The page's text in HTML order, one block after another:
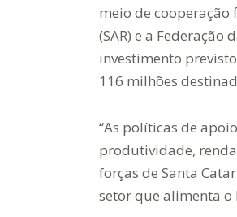
meio de cooperação
(SAR) e a Federação
investimento
116 milhões
“As políticas de
produtividade,
forças de Santa
setor que alimenta o